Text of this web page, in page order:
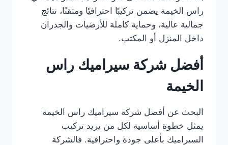
راس الخيمة يضمن تركيبًا احترافيًا ومتقنًا، نتائج
جمالية عالية، وحماية كاملة للأرضيات والجدران
داخل المنزل أو المكتب.
أفضل شركة سيراميك راس
الخيمة
البحث عن أفضل شركة سيراميك راس الخيمة
يمثل خطوة أساسية لكل من يريد تركيب
السيراميك بأعلى جودة واحترافية. فالشركة